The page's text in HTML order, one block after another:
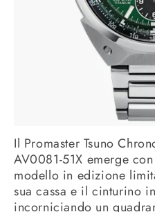
Il Promaster Tsuno
AV0081-51X emerge
modello in edizione
sua cassa e il cinturino
incorniciando un